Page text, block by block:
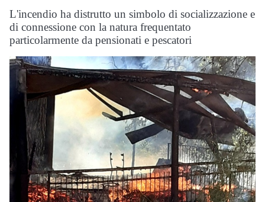
L'incendio ha distrutto un simbolo di socializzazione e
di connessione con la natura frequentato
particolarmente da pensionati e pescatori